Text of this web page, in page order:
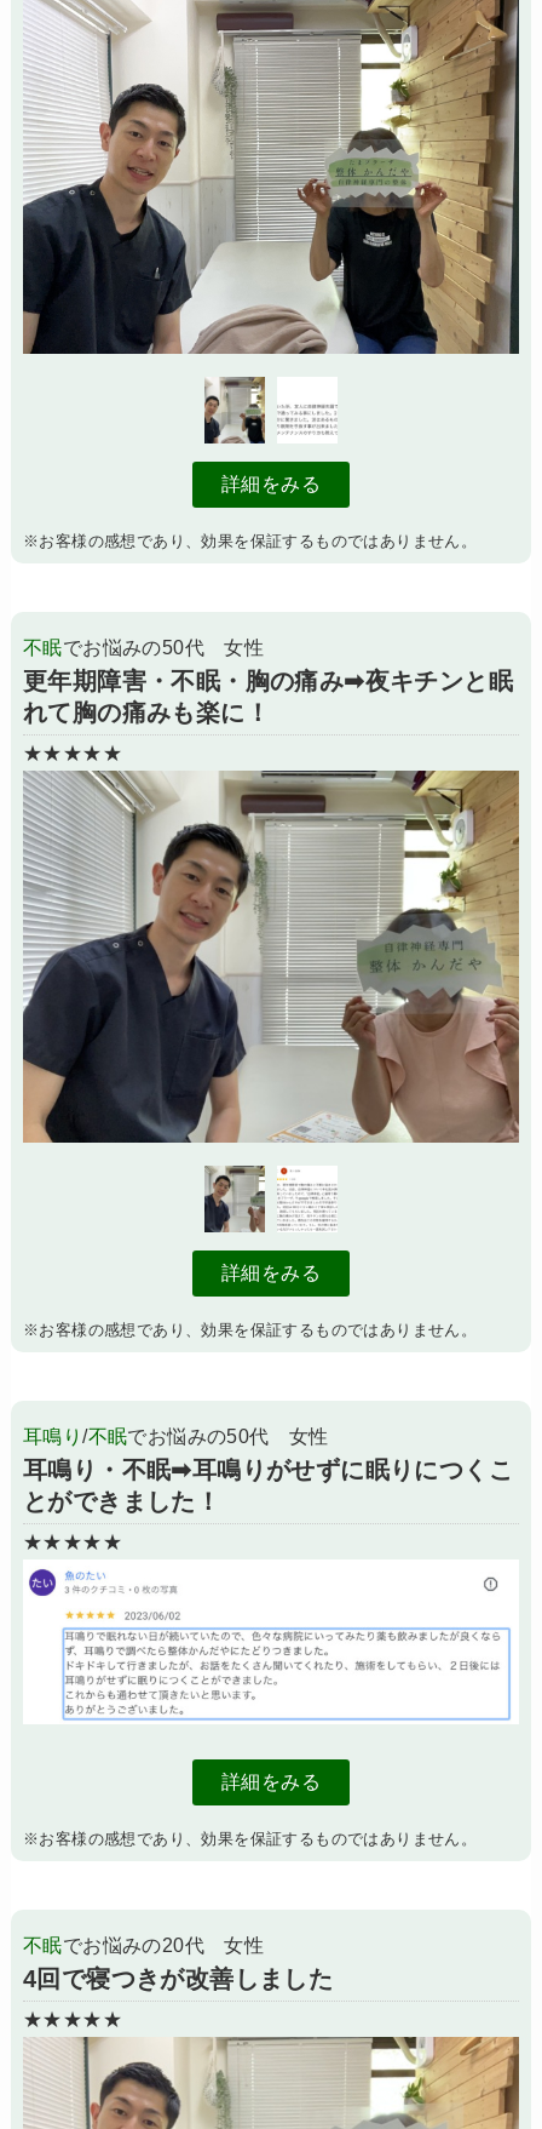
詳細をみる
※お客様の感想であり、効果を保証するものではありません。
不眠でお悩みの50代 女性
更年期障害・不眠・胸の痛み➡夜キチンと眠
れて胸の痛みも楽に！
★★★★★
詳細をみる
※お客様の感想であり、効果を保証するものではありません。
耳鳴り/不眠でお悩みの50代 女性
耳鳴り・不眠➡耳鳴りがせずに眠りにつくこ
とができました！
★★★★★
詳細をみる
※お客様の感想であり、効果を保証するものではありません。
不眠でお悩みの20代 女性
4回で寝つきが改善しました
★★★★★